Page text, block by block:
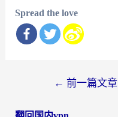
Spread the love
← 前一篇文章